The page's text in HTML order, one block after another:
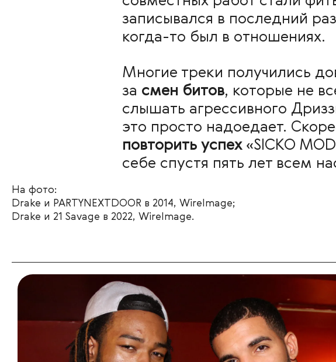
записывался в последний
когда-то был в отношениях.
Многие треки получились
за смен битов, которые не
слышать агрессивного
это просто надоедает.
повторить успех«SICKO
себе спустя пять лет всем
На фото:
Drake и PARTYNEXTDOOR в 2014, WireImage;
Drake и 21 Savage в 2022, WireImage.